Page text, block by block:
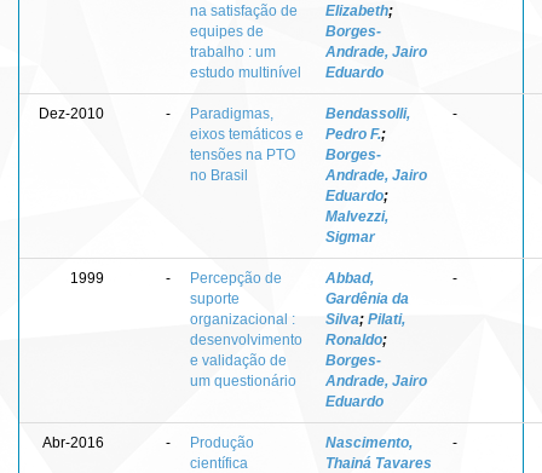
na satisfação de
equipes de
trabalho : um
estudo multinível
Elizabeth;
Borges-
Andrade, Jairo
Eduardo
Dez-2010 -
Paradigmas,
eixos temáticos e
tensões na PTO
no Brasil
Bendassolli,
Pedro F.;
Borges-
Andrade, Jairo
Eduardo;
Malvezzi,
Sigmar
-
1999 -
Percepção de
suporte
organizacional :
desenvolvimento
e validação de
um questionário
Abbad,
Gardênia da
Silva; Pilati,
Ronaldo;
Borges-
Andrade, Jairo
Eduardo
-
Abr-2016 -
Produção
científica
Nascimento,
Thainá Tavares
-